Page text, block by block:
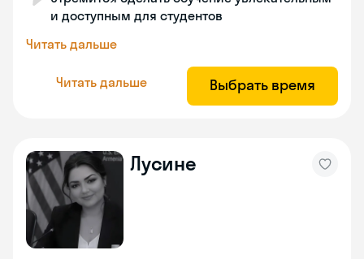
и доступным для студентов
Читать дальше
Читать дальше Выбрать время
Лусине